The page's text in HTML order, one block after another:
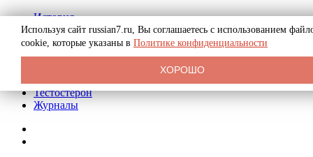
История
Биография
Криминал
Реклама на сайте
Тестостерон
Журналы
Используя сайт russian7.ru, Вы соглашаетесь с использованием
cookie, которые указаны в Политике конфиденциальности
ХОРОШО